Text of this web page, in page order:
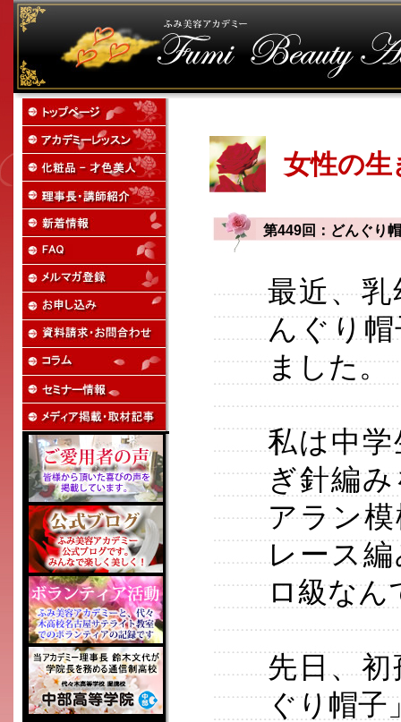
女性の
第449回：どんぐり
最近、
んぐり
ました。
私は中
ぎ針編
アラン
レース
ロ級なん
先日、
ぐり帽子